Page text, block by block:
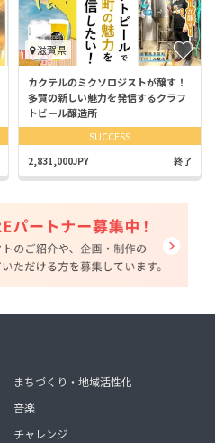
滋賀県
カクテルのミクソロジストが醸す！
多賀の新しい魅力を発信するクラフ
トビール醸造所
SUCCESS
2,831,000JPY 終了
まちづくり・地域活性化
音楽
チャレンジ